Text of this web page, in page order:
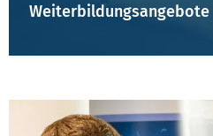
Weiterbildungsangebote